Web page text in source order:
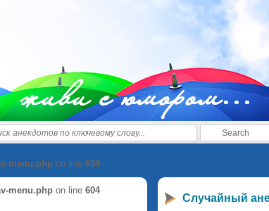
живи с юмором...
menu.php on line 604
menu.php on line 604
Случайный